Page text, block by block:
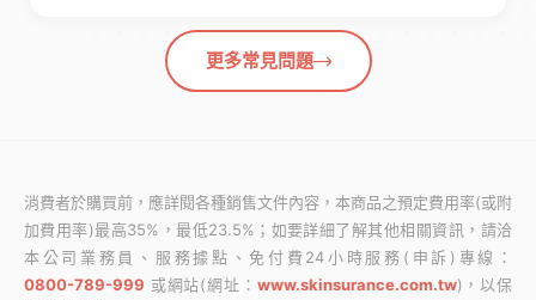
更多常見問題
消費者於購買前，應詳閱各種銷售文件內容，本商品之預定費用率(或附
加費用率)最高35%，最低23.5%；如要詳細了解其他相關資訊，請洽
本公司業務員、服務據點、免付費24小時服務(申訴)專線：
0800-789-999 或網站(網址： www.skinsurance.com.tw)，以保